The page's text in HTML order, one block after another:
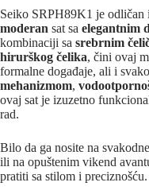
Seiko SRPH89K1 je odličan
moderan sat sa elegantnim
kombinaciji sa srebrnim
hirurškog čelika, čini ovaj
formalne događaje, ali i
mehanizmom,
ovaj sat je izuzetno
rad.
Bilo da ga nosite na
ili na opuštenim vikend
pratiti sa stilom i preciznošću.